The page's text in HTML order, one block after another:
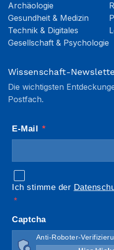
Archäologie
Gesundheit & Medizin
Technik & Digitales
Gesellschaft & Psychologie
Wissenschaft-
Die wichtigsten
Postfach.